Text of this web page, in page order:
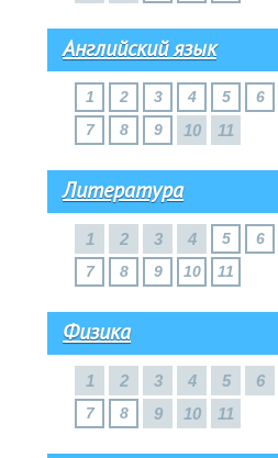
Английский язык
1 2 3 4 5
6
7
8 9 10 11
Литература
1 2 3 4 5
6
7
8 9 10 11
Физика
1 2 3 4 5 6
7 8 9 10 11